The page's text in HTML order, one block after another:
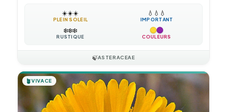
☀️☀️☀️
PLEIN SOLEIL
💧 💧 💧
IMPORTANT
❄️❄️❄️
RUSTIQUE COULEURS
🍃ASTERACEAE
🪴VIVACE